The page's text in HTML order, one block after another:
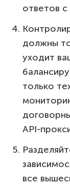
ответов
должны
уходит
только
API-
все